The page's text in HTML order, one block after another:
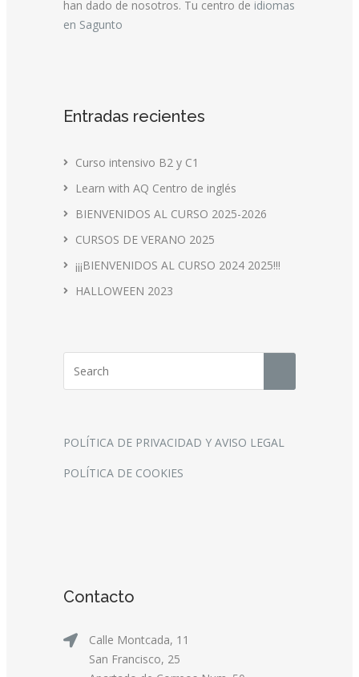
han dado de nosotros. Tu centro de idiomas
en Sagunto
Entradas recientes
Curso intensivo B2 y C1
Learn with AQ Centro de inglés
BIENVENIDOS AL CURSO 2025-2026
CURSOS DE VERANO 2025
¡¡¡BIENVENIDOS AL CURSO 2024 2025!!!
HALLOWEEN 2023
POLÍTICA DE PRIVACIDAD Y AVISO LEGAL
POLÍTICA DE COOKIES
Contacto
Calle Montcada, 11
San Francisco, 25